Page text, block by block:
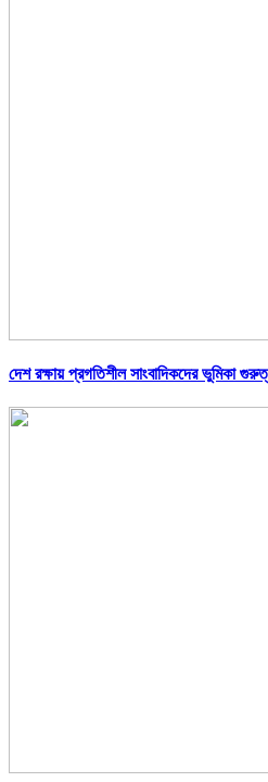
দেশ রক্ষায় প্রগতিশীল সাংবাদিকদের ভুমিকা